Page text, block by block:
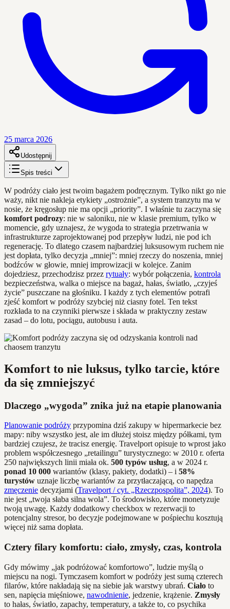
25 marca 2026
Udostępnij
Spis treści
W podróży ciało jest twoim bagażem podręcznym. Tylko nikt go nie
waży, nikt nie nakleja etykiety „ostrożnie”, a system tranzytu ma w
nosie, że kręgosłup nie ma opcji „priority”. I właśnie tu zaczyna się
komfort podrozy: nie w saloniku, nie w klasie premium, tylko w
momencie, gdy uznajesz, że wygoda to strategia przetrwania w
infrastrukturze zaprojektowanej pod przepływ ludzi, nie pod ich
regenerację. To dlatego czasem najbardziej luksusowym ruchem nie
jest dopłata, tylko decyzja „mniej”: mniej rzeczy do noszenia, mniej
bodźców w głowie, mniej improwizacji w kolejce. Zanim
dojedziesz, przechodzisz przez rytuały: wybór połączenia, kontrola
bezpieczeństwa, walka o miejsce na bagaż, hałas, światło, „czyjeś
życie” puszczane na głośniku. I każdy z tych elementów potrafi
zjeść komfort w podróży szybciej niż ciasny fotel. Ten tekst
rozkłada to na czynniki pierwsze i składa w praktyczny zestaw
zasad – do lotu, pociągu, autobusu i auta.
Komfort to nie luksus, tylko tarcie, które
da się zmniejszyć
Dlaczego „wygoda” znika już na etapie planowania
Planowanie podróży przypomina dziś zakupy w hipermarkecie bez
mapy: niby wszystko jest, ale im dłużej stoisz między półkami, tym
bardziej czujesz, że tracisz energię. Travelport opisuje to wprost jako
problem współczesnego „retailingu” turystycznego: w 2010 r. oferta
250 największych linii miała ok. 500 typów usług, a w 2024 r.
ponad 10 000 wariantów (klasy, pakiety, dodatki) – i 58%
turystów uznaje liczbę wariantów za przytłaczającą, co napędza
zmęczenie decyzjami (Travelport / cyt. „Rzeczpospolita”, 2024). To
nie jest „twoja słaba silna wola”. To środowisko, które monetyzuje
twoją uwagę. Każdy dodatkowy checkbox w rezerwacji to
potencjalny stresor, bo decyzje podejmowane w pośpiechu kosztują
więcej niż sama dopłata.
Cztery filary komfortu: ciało, zmysły, czas, kontrola
Gdy mówimy „jak podróżować komfortowo”, ludzie myślą o
miejscu na nogi. Tymczasem komfort w podróży jest sumą czterech
filarów, które nakładają się na siebie jak warstwy ubrań. Ciało to
sen, napięcia mięśniowe, nawodnienie, jedzenie, krążenie. Zmysły
to hałas, światło, zapachy, temperatury, a także to, co psychika